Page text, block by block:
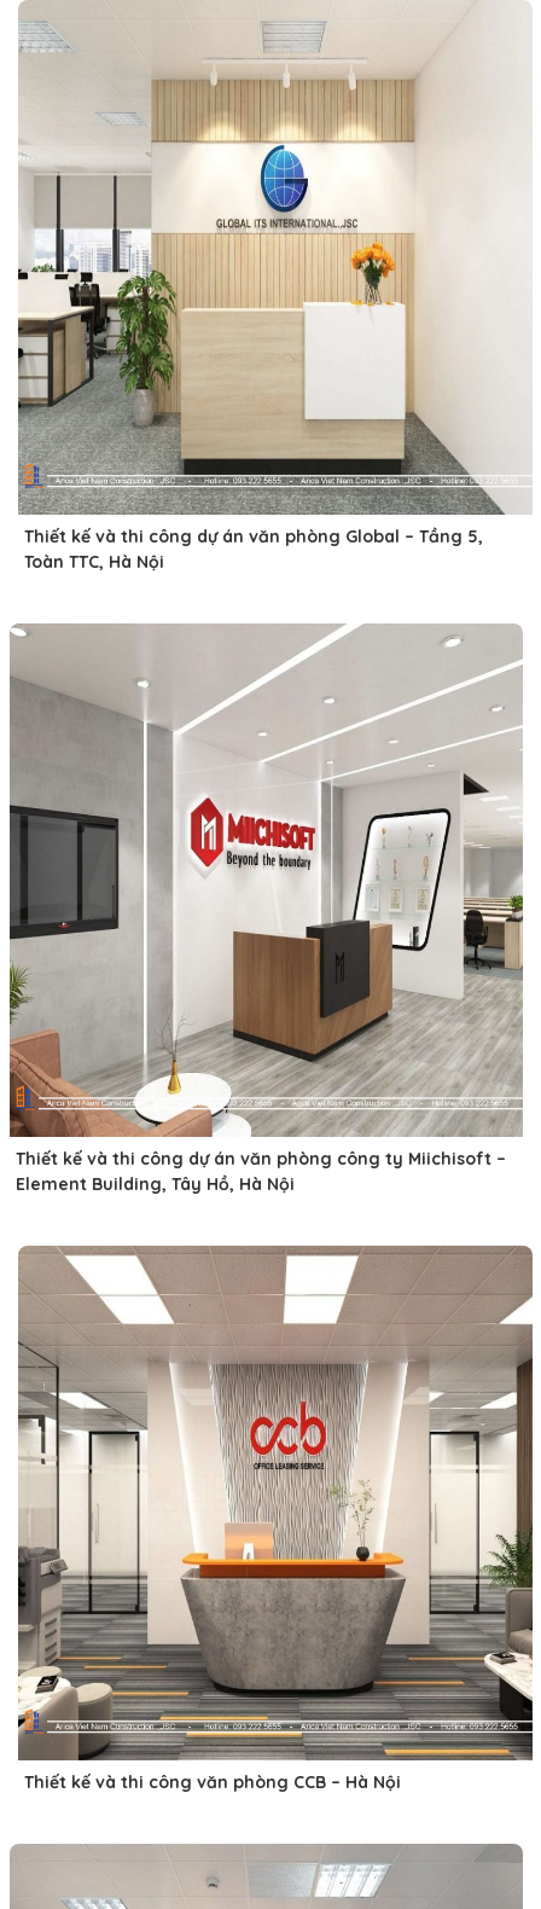
Thiết kế và thi công dự án văn phòng Global – Tầng 5,
Toàn TTC, Hà Nội
Thiết kế và thi công dự án văn phòng công ty Miichisoft –
Element Building, Tây Hồ, Hà Nội
Thiết kế và thi công văn phòng CCB – Hà Nội